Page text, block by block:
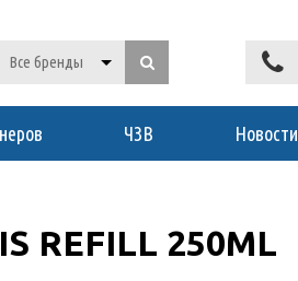
ЧЗВ Новости
REFILL 250ML